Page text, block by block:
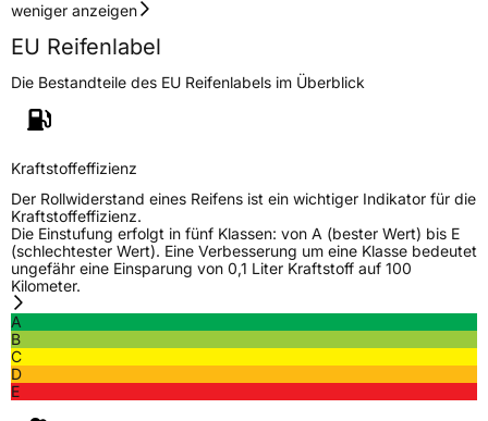
weniger anzeigen
EU Reifenlabel
Die Bestandteile des EU Reifenlabels im Überblick
Kraftstoffeffizienz
Der Rollwiderstand eines Reifens ist ein wichtiger Indikator für die
Kraftstoffeffizienz.
Die Einstufung erfolgt in fünf Klassen: von A (bester Wert) bis E
(schlechtester Wert). Eine Verbesserung um eine Klasse bedeutet
ungefähr eine Einsparung von 0,1 Liter Kraftstoff auf 100
Kilometer.
A
B
C
D
E